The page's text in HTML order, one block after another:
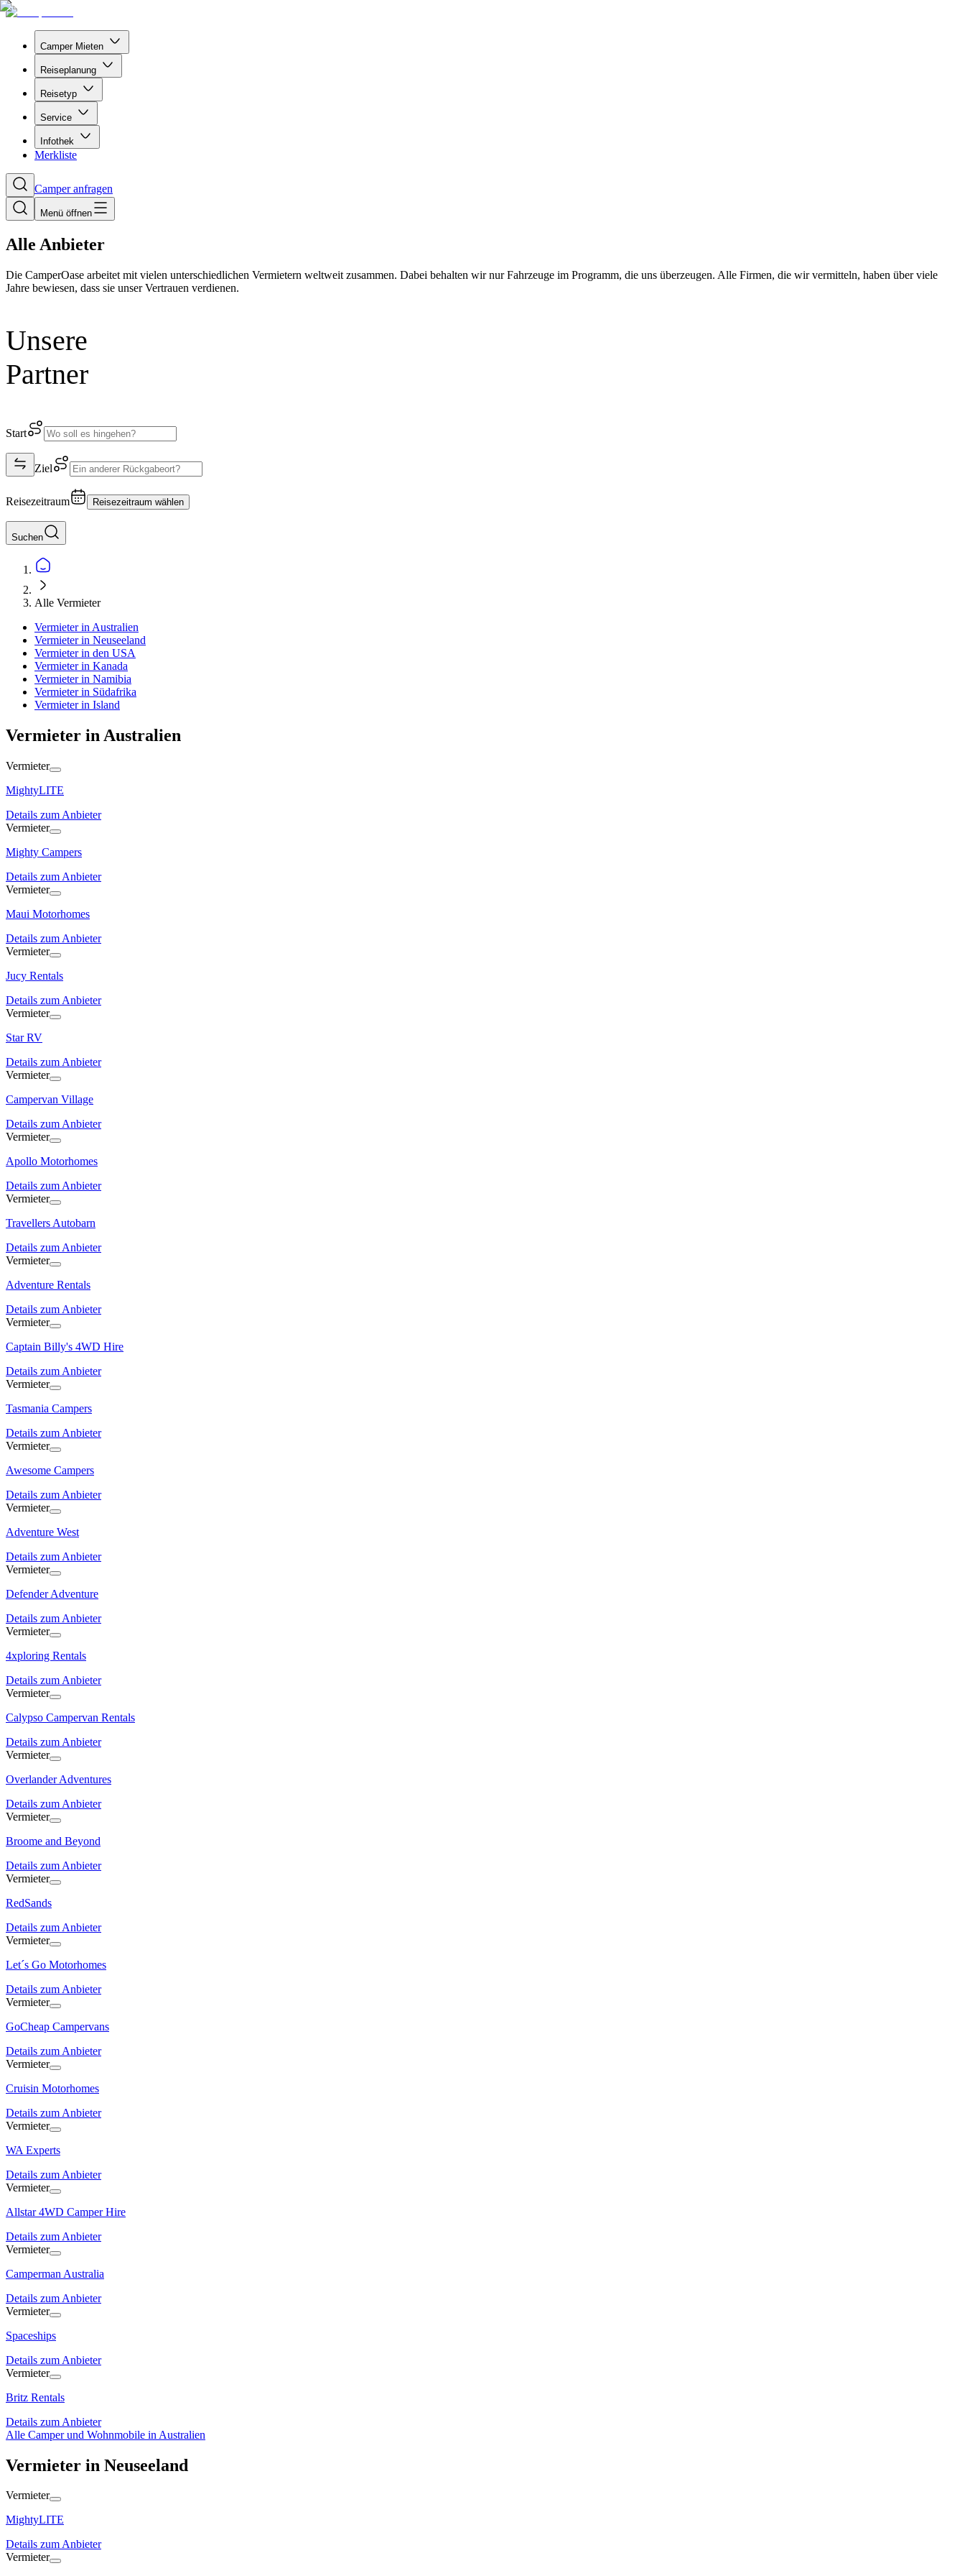
Camper Mieten
Reiseplanung
Reisetyp
Service
Infothek
Merkliste
Camper anfragen
Menü öffnen
Alle Anbieter
Die CamperOase arbeitet mit vielen unterschiedlichen Vermietern weltweit zusammen. Dabei behalten wir nur Fahrzeuge im Programm, die uns überzeugen. Alle Firmen, die wir vermitteln, haben über viele
Jahre bewiesen, dass sie unser Vertrauen verdienen.
Unsere
Partner
Start
Ziel
Reisezeitraum Reisezeitraum wählen
Suchen
Alle Vermieter
Vermieter in Australien
Vermieter in Neuseeland
Vermieter in den USA
Vermieter in Kanada
Vermieter in Namibia
Vermieter in Südafrika
Vermieter in Island
Vermieter in Australien
Vermieter
MightyLITE
Details zum Anbieter
Vermieter
Mighty Campers
Details zum Anbieter
Vermieter
Maui Motorhomes
Details zum Anbieter
Vermieter
Jucy Rentals
Details zum Anbieter
Vermieter
Star RV
Details zum Anbieter
Vermieter
Campervan Village
Details zum Anbieter
Vermieter
Apollo Motorhomes
Details zum Anbieter
Vermieter
Travellers Autobarn
Details zum Anbieter
Vermieter
Adventure Rentals
Details zum Anbieter
Vermieter
Captain Billy's 4WD Hire
Details zum Anbieter
Vermieter
Tasmania Campers
Details zum Anbieter
Vermieter
Awesome Campers
Details zum Anbieter
Vermieter
Adventure West
Details zum Anbieter
Vermieter
Defender Adventure
Details zum Anbieter
Vermieter
4xploring Rentals
Details zum Anbieter
Vermieter
Calypso Campervan Rentals
Details zum Anbieter
Vermieter
Overlander Adventures
Details zum Anbieter
Vermieter
Broome and Beyond
Details zum Anbieter
Vermieter
RedSands
Details zum Anbieter
Vermieter
Let´s Go Motorhomes
Details zum Anbieter
Vermieter
GoCheap Campervans
Details zum Anbieter
Vermieter
Cruisin Motorhomes
Details zum Anbieter
Vermieter
WA Experts
Details zum Anbieter
Vermieter
Allstar 4WD Camper Hire
Details zum Anbieter
Vermieter
Camperman Australia
Details zum Anbieter
Vermieter
Spaceships
Details zum Anbieter
Vermieter
Britz Rentals
Details zum Anbieter
Alle Camper und Wohnmobile in Australien
Vermieter in Neuseeland
Vermieter
MightyLITE
Details zum Anbieter
Vermieter